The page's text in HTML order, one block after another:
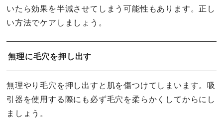
いたら効果を半減させてしまう可能性もあります。正し
い方法でケアしましょう。
無理に毛穴を押し出す
無理やり毛穴を押し出すと肌を傷つけてしまいます。吸
引器を使用する際にも必ず毛穴を柔らかくしてからにし
ましょう。